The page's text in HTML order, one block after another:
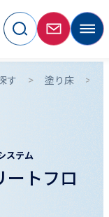
す 塗り床
ステム
ートフロ